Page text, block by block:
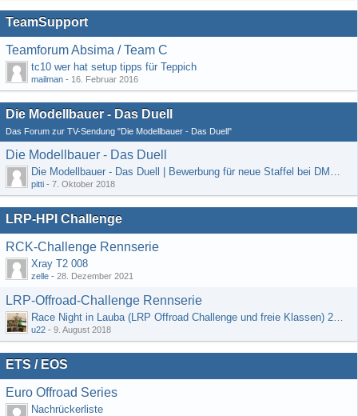
TeamSupport
Teamforum Absima / Team C
tc10 wer hat setup tipps für Teppich
mailman - 16. Februar 2016
Die Modellbauer - Das Duell
Das Forum zur TV-Sendung "Die Modellbauer - Das Duell"
Die Modellbauer - Das Duell
Die Modellbauer - Das Duell | Bewerbung für neue Staffel bei DMAX *Werbung*
pitti - 7. Oktober 2018
LRP-HPI Challenge
RCK-Challenge Rennserie
Xray T2 008
zelle - 28. Dezember 2021
LRP-Offroad-Challenge Rennserie
Race Night in Lauba (LRP Offroad Challenge und freie Klassen) 25/26.08
u22 - 9. August 2018
ETS / EOS
Euro Offroad Series
Nachrückerliste